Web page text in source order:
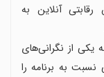
آنلاین به
از نگرانی‌های
به برنامه را